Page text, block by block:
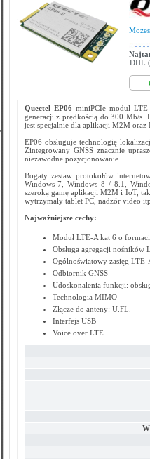
DHL
Quectel EP06miniPCIe moduł LTE
generacji z prędkością do 300 Mb/s.
jest specjalnie dla aplikacji M2M oraz
EP06 obsługuje technologię
Zintegrowany GNSS znacznie
niezawodne pozycjonowanie.
Bogaty zestaw protokołów
Windows 7, Windows 8 / 8.1,
szeroką gamę aplikacji M2M i IoT,
wytrzymały tablet PC, nadzór video
Najważniejsze cechy:
Moduł LTE-A kat 6 o
Obsługa agregacji nośników
Ogólnoświatowy zasięg LTE-
Odbiornik GNSS
Udoskonalenia funkcji:
Technologia MIMO
Złącze do anteny: U.FL.
Interfejs USB
Voice over LTE